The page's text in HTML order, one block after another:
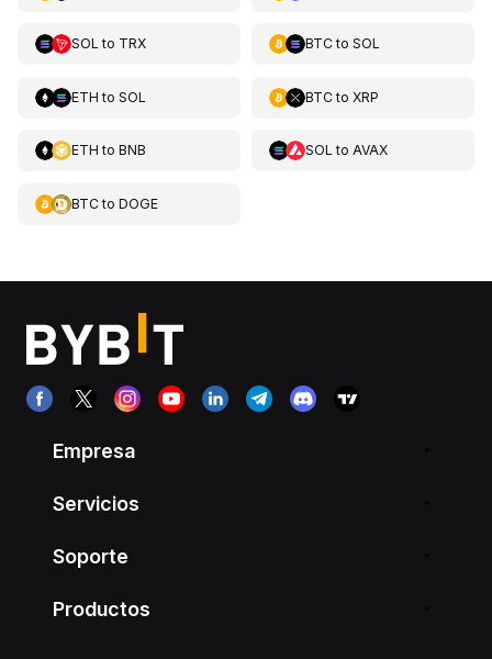
SOL to TRX BTCto SOL
ETH to SOL BTCto XRP
ETH to BNB SOL to AVAX
BTCto DOGE
Empresa
Servicios
Soporte
Productos